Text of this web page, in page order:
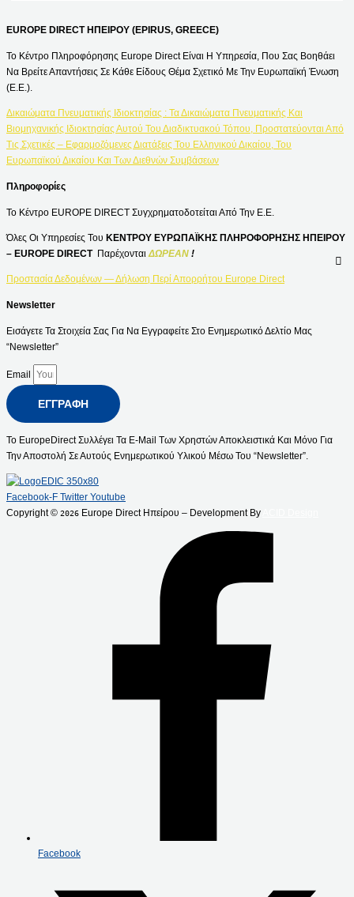
EUROPE DIRECT ΗΠΕΙΡΟΥ (EPIRUS, GREECE)
Το Κέντρο Πληροφόρησης Europe Direct Είναι Η Υπηρεσία, Που Σας Βοηθάει
Να Βρείτε Απαντήσεις Σε Κάθε Είδους Θέμα Σχετικό Με Την Ευρωπαϊκή Ένωση
(Ε.Ε.).
Δικαιώματα Πνευματικής Ιδιοκτησίας : Τα Δικαιώματα Πνευματικής Και
Βιομηχανικής Ιδιοκτησίας Αυτού Του Διαδικτυακού Τόπου, Προστατεύονται Από
Τις Σχετικές – Εφαρμοζόμενες Διατάξεις Του Ελληνικού Δικαίου, Του
Ευρωπαϊκού Δικαίου Και Των Διεθνών Συμβάσεων
Πληροφορίες
Το Κέντρο EUROPE DIRECT Συγχρηματοδοτείται Από Την Ε.Ε.
Όλες Οι Υπηρεσίες Του ΚΕΝΤΡΟΥ ΕΥΡΩΠΑΪΚΗΣ ΠΛΗΡΟΦΟΡΗΣΗΣ ΗΠΕΙΡΟΥ
– EUROPE DIRECT Παρέχονται ΔΩΡΕΑΝ !
Προστασία Δεδομένων — Δήλωση Περί Απορρήτου Europe Direct
Newsletter
Εισάγετε Τα Στοιχεία Σας Για Να Εγγραφείτε Στο Ενημερωτικό Δελτίο Μας
“Newsletter”
Email
ΕΓΓΡΑΦΉ
Το EuropeDirect Συλλέγει Τα E-Mail Των Χρηστών Αποκλειστικά Και Μόνο Για
Την Αποστολή Σε Αυτούς Ενημερωτικού Υλικού Μέσω Του “Newsletter”.
Facebook-F Twitter Youtube
Copyright © 2026 Europe Direct Ηπείρου – Development By
Facebook